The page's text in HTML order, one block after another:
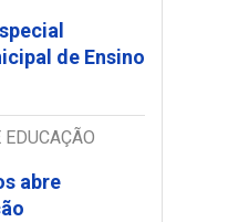
de Ensino
abre